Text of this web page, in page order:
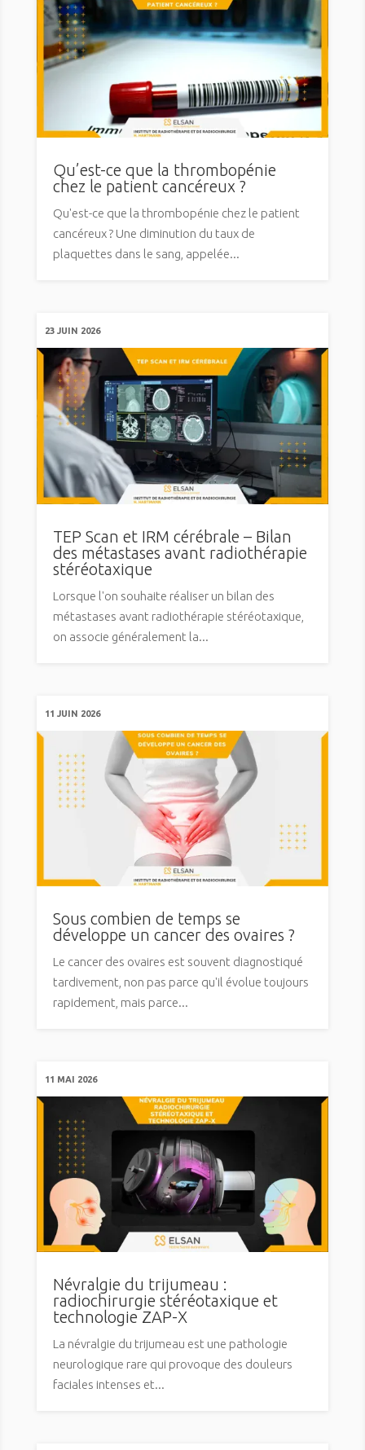
Qu’est-ce que la thrombopénie
chez le patient cancéreux ?
Qu'est-ce que la thrombopénie chez le patient
cancéreux ? Une diminution du taux de
plaquettes dans le sang, appelée...
23 JUIN 2026
TEP Scan et IRM cérébrale – Bilan
des métastases avant radiothérapie
stéréotaxique
Lorsque l'on souhaite réaliser un bilan des
métastases avant radiothérapie stéréotaxique,
on associe généralement la...
11 JUIN 2026
Sous combien de temps se
développe un cancer des ovaires ?
Le cancer des ovaires est souvent diagnostiqué
tardivement, non pas parce qu'il évolue toujours
rapidement, mais parce...
11 MAI 2026
Névralgie du trijumeau :
radiochirurgie stéréotaxique et
technologie ZAP-X
La névralgie du trijumeau est une pathologie
neurologique rare qui provoque des douleurs
faciales intenses et...